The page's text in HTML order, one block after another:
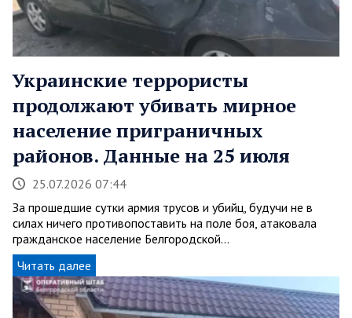
Украинские террористы
продолжают убивать мирное
население приграничных
районов. Данные на 25 июля
25.07.2026 07:44
За прошедшие сутки армия трусов и убийц, будучи не в
силах ничего противопоставить на поле боя, атаковала
гражданское население Белгородской…
Читать далее